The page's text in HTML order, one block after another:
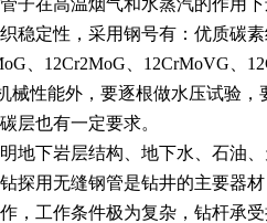
子在高温烟气和水蒸汽的作用
稳定性，采用钢号有：优质碳
、12Cr2MoG、 12CrMoVG 、
械性能外，要逐根做水压试验
层也有一定要求。
明地下岩层结构、地下水、石油
探用无缝钢管是钻井的主要器
，工作条件极为复杂，钻杆承